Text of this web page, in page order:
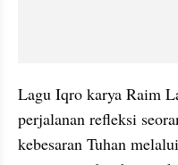
Lagu Iqro karya Raim
perjalanan refleksi
kebesaran Tuhan